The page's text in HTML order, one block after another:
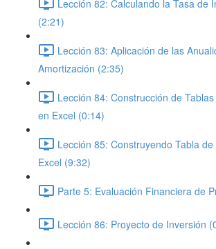
Lección 82: Calculando la Tasa de
(2:21)
Lección 83: Aplicación de las
Amortización (2:35)
Lección 84: Construcción de
en Excel (0:14)
Lección 85: Construyendo Tabla
Excel (9:32)
Parte 5: Evaluación Financiera de
Lección 86: Proyecto de Inversión